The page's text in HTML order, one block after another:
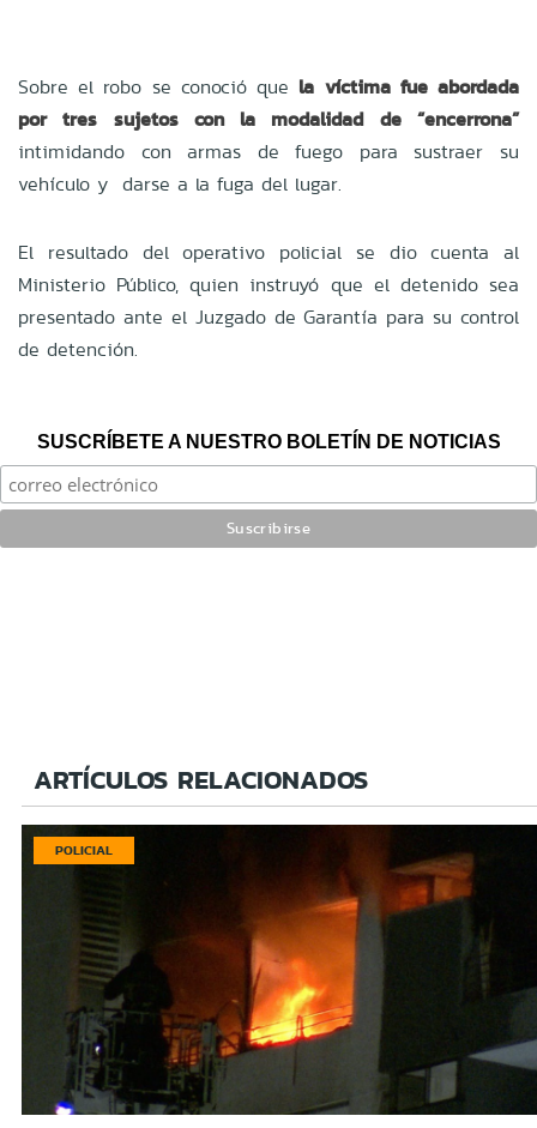
Sobre el robo se conoció que la víctima fue abordada
por tres sujetos con la modalidad de “encerrona”
intimidando con armas de fuego para sustraer su
vehículo y darse a la fuga del lugar.
El resultado del operativo policial se dio cuenta al
Ministerio Público, quien instruyó que el detenido sea
presentado ante el Juzgado de Garantía para su control
de detención.
SUSCRÍBETE A NUESTRO BOLETÍN DE NOTICIAS
ARTÍCULOS RELACIONADOS
POLICIAL